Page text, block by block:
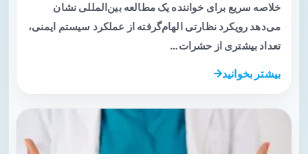
خلاصه سریع برای خواننده یک مطالعه بین‌المللی نشان
می‌دهد رویکرد نظارتی الهام‌گرفته از عملکرد سیستم ایمنی،
تعداد بیشتری از حشرات…
بیشتر بخوانید